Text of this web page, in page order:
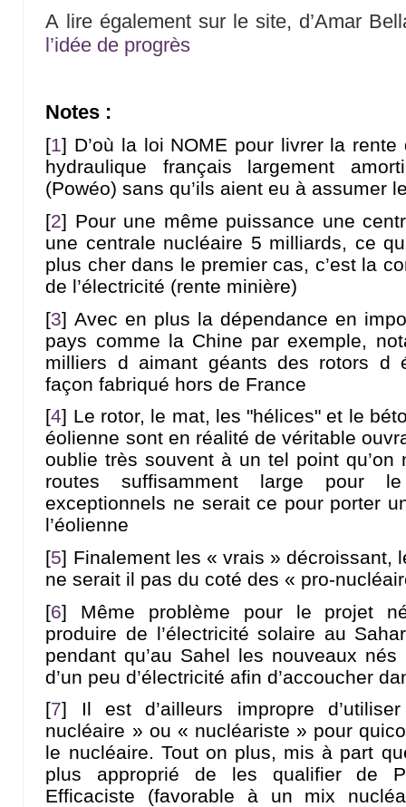
A lire également sur le site, d’Amar
l’idée de progrès
Notes :
[1] D’où la loi NOME pour livrer la
hydraulique français largement
(Powéo) sans qu’ils aient eu à assumer
[2] Pour une même puissance une
une centrale nucléaire 5 milliards, ce
plus cher dans le premier cas, c’est la
de l’électricité (rente minière)
[3]Avec en plus la dépendance en
pays comme la Chine par exemple,
milliers d aimant géants des rotors d
façon fabriqué hors de France
[4] Le rotor, le mat, les "hélices" et le
éolienne sont en réalité de véritable
oublie très souvent à un tel point
routes suffisamment large pour
exceptionnels ne serait ce pour porter
l’éolienne
[5] Finalement les « vrais » décroissant,
ne serait il pas du coté des « pro-
[6] Même problème pour le projet
produire de l’électricité solaire au
pendant qu’au Sahel les nouveaux
d’un peu d’électricité afin d’accoucher
[7] Il est d’ailleurs impropre
nucléaire » ou « nucléariste » pour
le nucléaire. Tout on plus, mis à part
plus approprié de les qualifier de
Efficaciste (favorable à un mix